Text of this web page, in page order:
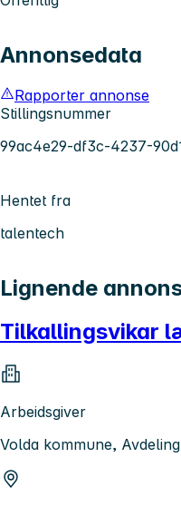
Annonsedata
Rapporter annonse
Stillingsnummer
99ac4e29-df3c-4237-
Hentet fra
talentech
Lignende
Tilkallingsvikar
Arbeidsgiver
Volda kommune,